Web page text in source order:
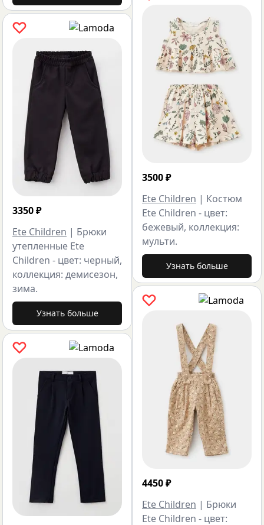
3350₽
Ete Children | Брюки
утепленные Ete
Children - цвет: черный,
коллекция: демисезон,
зима.
Узнать больше
3500₽
Ete Children | Костюм
Ete Children - цвет:
бежевый, коллекция:
мульти.
Узнать больше
4450₽
Ete Children | Брюки
Ete Children - цвет: